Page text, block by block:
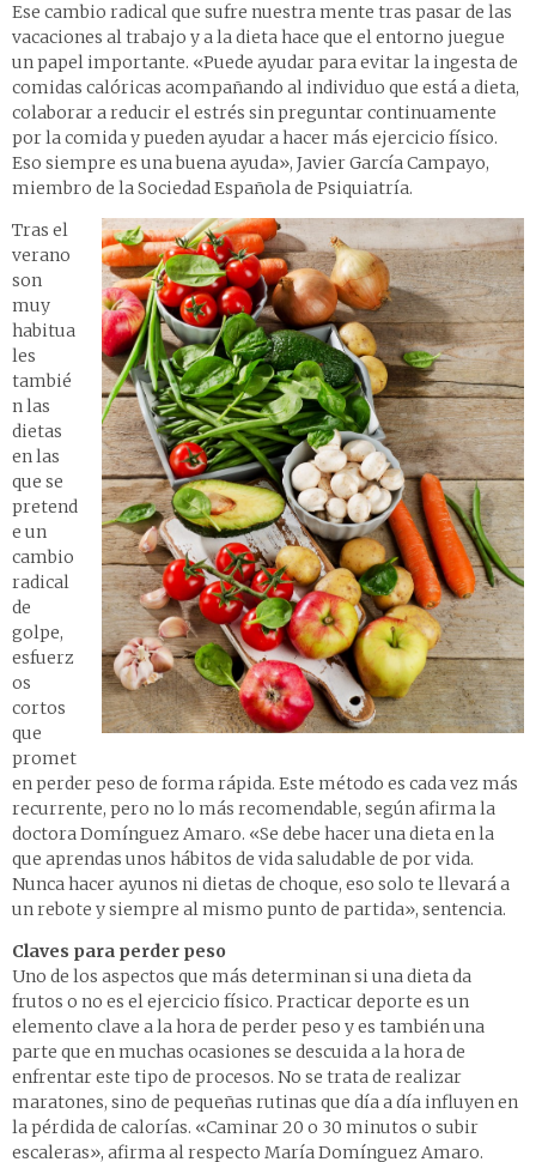
Ese cambio radical que sufre nuestra mente tras pasar de las
vacaciones al trabajo y a la dieta hace que el entorno juegue
un papel importante. «Puede ayudar para evitar la ingesta de
comidas calóricas acompañando al individuo que está a dieta,
colaborar a reducir el estrés sin preguntar continuamente
por la comida y pueden ayudar a hacer más ejercicio físico.
Eso siempre es una buena ayuda», Javier García Campayo,
miembro de la Sociedad Española de Psiquiatría.
Tras el
verano
son
muy
habitua
les
tambié
n las
dietas
en las
que se
pretend
e un
cambio
radical
de
golpe,
esfuerz
os
cortos
que
promet
en perder peso de forma rápida. Este método es cada vez más
recurrente, pero no lo más recomendable, según afirma la
doctora Domínguez Amaro. «Se debe hacer una dieta en la
que aprendas unos hábitos de vida saludable de por vida.
Nunca hacer ayunos ni dietas de choque, eso solo te llevará a
un rebote y siempre al mismo punto de partida», sentencia.
Claves para perder peso
Uno de los aspectos que más determinan si una dieta da
frutos o no es el ejercicio físico. Practicar deporte es un
elemento clave a la hora de perder peso y es también una
parte que en muchas ocasiones se descuida a la hora de
enfrentar este tipo de procesos. No se trata de realizar
maratones, sino de pequeñas rutinas que día a día influyen en
la pérdida de calorías. «Caminar 20 o 30 minutos o subir
escaleras», afirma al respecto María Domínguez Amaro.